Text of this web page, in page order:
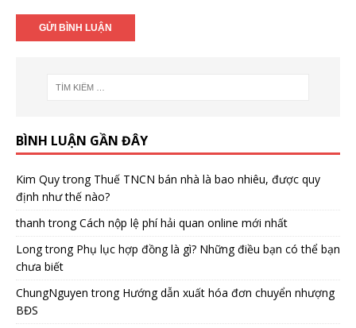
BÌNH LUẬN GẦN ĐÂY
Kim Quytrong Thuế TNCN bán nhà là bao nhiêu, được quy
định như thế nào?
thanh trongCách nộp lệ phí hải quan online mới nhất
Longtrong Phụ lục hợp đồng là gì? Những điều bạn có thể bạn
chưa biết
ChungNguyen trong Hướng dẫn xuất hóa đơn chuyển nhượng
BĐS